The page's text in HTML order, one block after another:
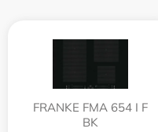
FRANKE FMA 654 I F
BK